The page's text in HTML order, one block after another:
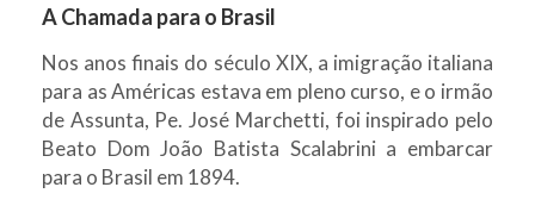
A Chamada para o Brasil
Nos anos finais do século XIX, a imigração italiana
para as Américas estava em pleno curso, e o irmão
de Assunta, Pe. José Marchetti, foi inspirado pelo
Beato Dom João Batista Scalabrini a embarcar
para o Brasil em 1894.